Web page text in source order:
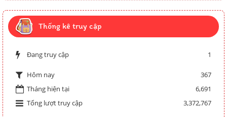
Thống kê truy cập
Đang truy cập 1
Hôm nay
367
Tháng hiện tại
6,691
Tổng lượt truy cập
3,372,767